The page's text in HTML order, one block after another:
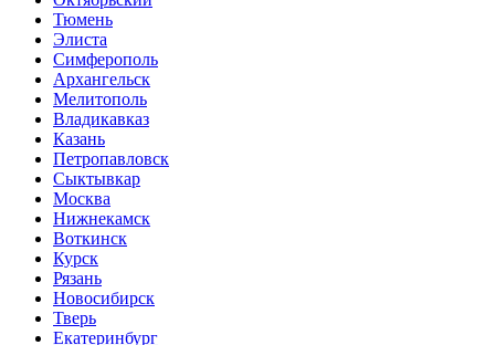
Тюмень
Элиста
Симферополь
Архангельск
Мелитополь
Владикавказ
Казань
Петропавловск
Сыктывкар
Москва
Нижнекамск
Воткинск
Курск
Рязань
Новосибирск
Тверь
Екатеринбург